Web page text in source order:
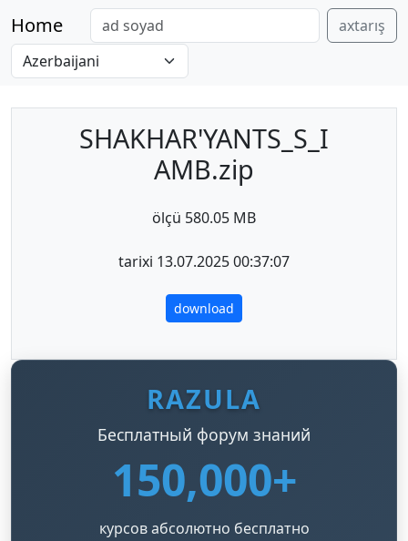
Home axtarış
SHAKHAR'YANTS_S_I
AMB.zip
ölçü 580.05 MB
tarixi 13.07.2025 00:37:07
download
RAZULA
Бесплатный форум знаний
150,000+
курсов абсолютно бесплатно